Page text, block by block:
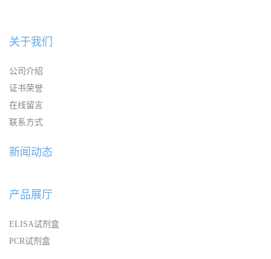
关于我们
公司介绍
证书荣誉
在线留言
联系方式
新闻动态
产品展厅
ELISA试剂盒
PCR试剂盒